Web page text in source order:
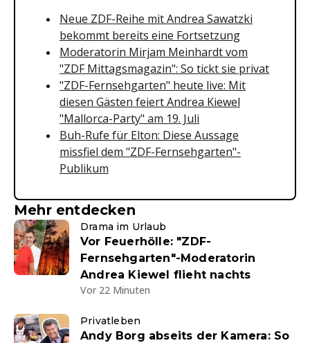
Neue ZDF-Reihe mit Andrea Sawatzki
bekommt bereits eine Fortsetzung
Moderatorin Mirjam Meinhardt vom
"ZDF Mittagsmagazin": So tickt sie privat
"ZDF-Fernsehgarten" heute live: Mit
diesen Gästen feiert Andrea Kiewel
"Mallorca-Party" am 19. Juli
Buh-Rufe für Elton: Diese Aussage
missfiel dem "ZDF-Fernsehgarten"-
Publikum
Mehr entdecken
Drama im Urlaub
Vor Feuerhölle: "ZDF-
Fernsehgarten"-Moderatorin
Andrea Kiewel flieht nachts
Vor 22 Minuten
Privatleben
Andy Borg abseits der Kamera: So